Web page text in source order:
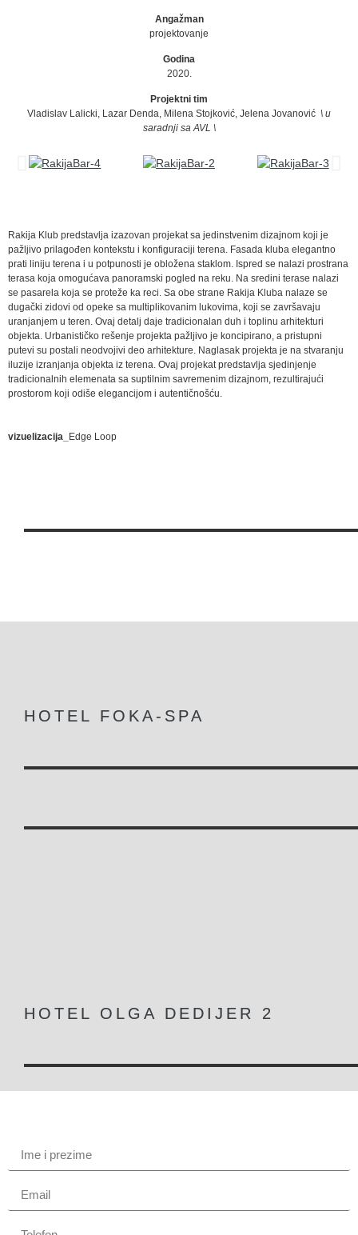
Angažman
projektovanje
Godina
2020.
Projektni tim
Vladislav Lalicki, Lazar Denda, Milena Stojković, Jelena Jovanović \ u
saradnji sa AVL \
Rakija Klub predstavlja izazovan projekat sa jedinstvenim dizajnom koji je
pažljivo prilagođen kontekstu i konfiguraciji terena. Fasada kluba elegantno
prati liniju terena i u potpunosti je obložena staklom. Ispred se nalazi prostrana
terasa koja omogućava panoramski pogled na reku. Na sredini terase nalazi
se pasarela koja se proteže ka reci. Sa obe strane Rakija Kluba nalaze se
dugački zidovi od opeke sa multiplikovanim lukovima, koji se završavaju
uranjanjem u teren. Ovaj detalj daje tradicionalan duh i toplinu arhitekturi
objekta. Urbanističko rešenje projekta pažljivo je koncipirano, a pristupni
putevi su postali neodvojivi deo arhitekture. Naglasak projekta je na stvaranju
iluzije izranjanja objekta iz terena. Ovaj projekat predstavlja sjedinjenje
tradicionalnih elemenata sa suptilnim savremenim dizajnom, rezultirajući
prostorom koji odiše elegancijom i autentičnošću.
vizuelizacija_ Edge Loop
HOTEL FOKA-SPA
HOTEL OLGA DEDIJER 2